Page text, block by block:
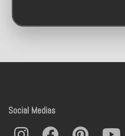
Social Medias